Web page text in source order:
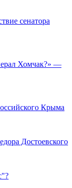
сенатора
Хомчак?» —
Крыма
Достоевского